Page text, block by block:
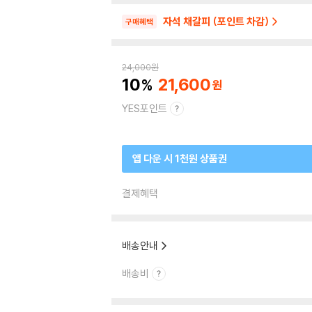
구매혜택 자석 채갈피 (포인트 차감)
24,000원
10 21,600
YES포인트
앱 다운 시 1천원 상품권
결제혜택
배송안내
배송비